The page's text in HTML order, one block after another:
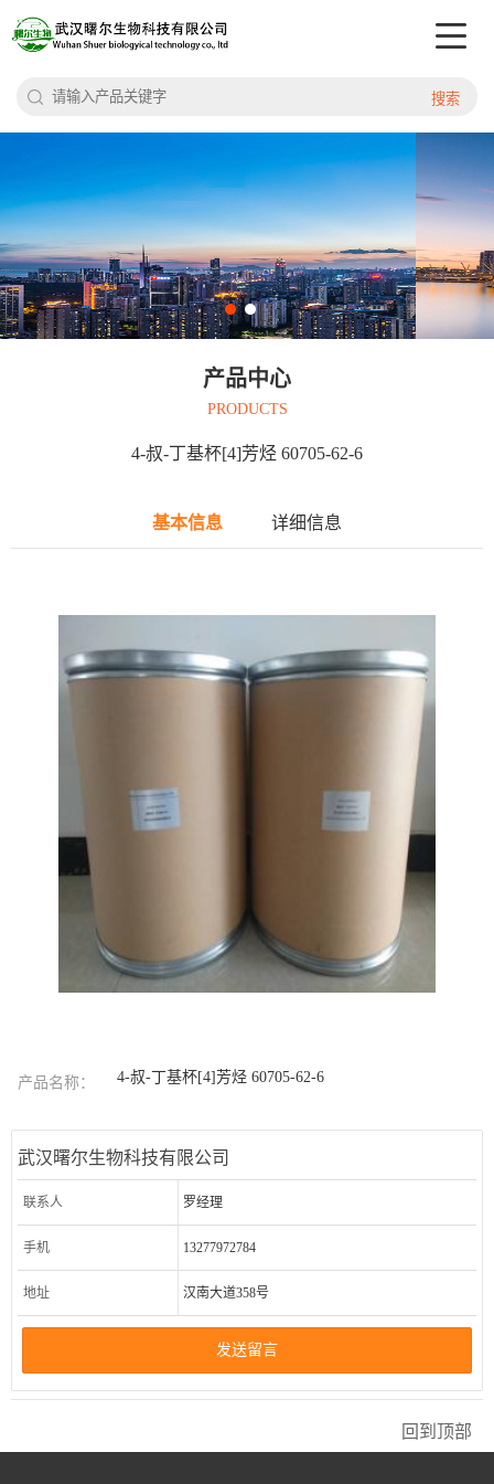
搜索
产品中心
PRODUCTS
4-叔-丁基杯[4]芳烃 60705-62-6
基本信息 详细信息
产品名称： 4-叔-丁基杯[4]芳烃 60705-62-6
武汉曙尔生物科技有限公司
联系人 罗经理
手机 13277972784
地址 汉南大道358号
发送留言
回到顶部